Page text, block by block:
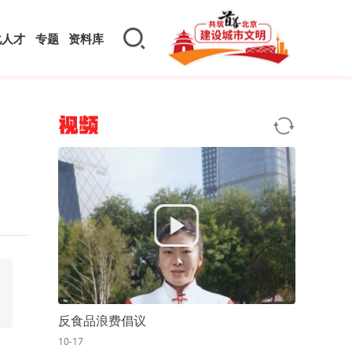
才 专题 资料库
视频
反食品浪费倡议
10-17